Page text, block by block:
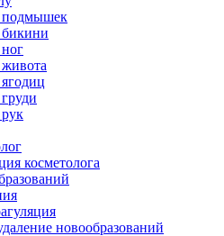
подмышек
косметолога
новообразований